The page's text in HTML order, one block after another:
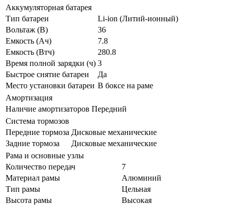
Аккумуляторная батарея
Тип батареи
Li-ion (Литий-ионный)
Вольтаж (В)
36
Емкость (Ач)
7.8
Емкость (Втч)
280.8
Время полной зарядки (ч) 3
Быстрое снятие батареи
Да
Место установки батареи В боксе на раме
Амортизация
Наличие амортизаторов Передний
Система тормозов
Передние тормоза Дисковые механические
Задние тормоза
Дисковые механические
Рама и основные узлы
Количество передач
7
Материал рамы
Алюминий
Тип рамы
Цельная
Высота рамы
Высокая